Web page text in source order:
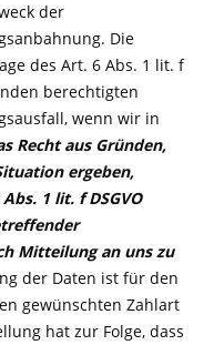
der
Die
des Art. 6 Abs. 1 lit. f
berechtigten
wenn wir in
Recht aus Gründen,
ergeben,
1 lit. f DSGVO
Mitteilung an uns zu
der Daten ist für den
gewünschten Zahlart
hat zur Folge, dass